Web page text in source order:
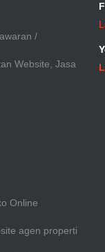
/
Website, Jasa
Online
agen properti